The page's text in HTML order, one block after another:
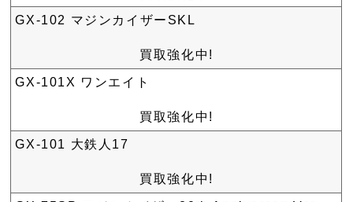
GX-102 マジンカイザーSKL
買取強化中!
GX-101X ワンエイト
買取強化中!
GX-101 大鉄人17
買取強化中!